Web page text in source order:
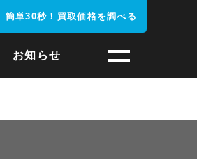
お知らせ
簡単30秒！買取価格を調べる